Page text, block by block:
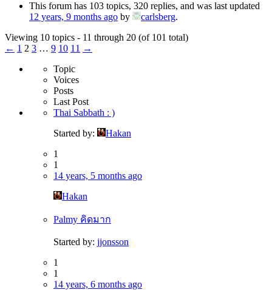
This forum has 103 topics, 320 replies, and was last updated
12 years, 9 months ago by carlsberg.
Viewing 10 topics - 11 through 20 (of 101 total)
← 1 2 3 … 9 10 11 →
Topic
Voices
Posts
Last Post
Thai Sabbath : )
Started by:
Hakan
1
1
14 years, 5 months ago
Hakan
Palmy คิดมาก
Started by: jjonsson
1
1
14 years, 6 months ago